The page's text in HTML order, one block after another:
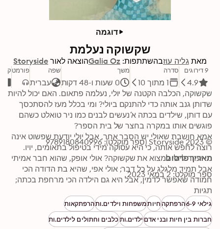
דוגמה
שקשוקה נעלמת
מאת גליה עוזבהשתתפות: Galia Ozהוצאה לאור Storyside
9 דירוגים
4.9
סדרה
1 מתוך 10
משך
0 שעות ו-48 דקות
שפה
עברית
פורמט
שקשוקה, הכלבה הקטנה של יולי, נעלמה פתאום. האם יכול להיות
שדותן גנב אותה כדי להתנקם ביולי? ומי בכלל מעז להסתכסך
לפחות זה מה שהוא מספר לכולם...
© 2023 Storyside (ספר מוקלט): 9789180840996
תאריך פרסום
ספר מוקלט: 2 במאי 2023
תגיות
גילאי 6-9 הרפתקהחיותמשפחות וילדים.ותהרפתקאות
חברות בין חיות ובני אדםילדים.ותכלבים וחתולים לילדים.ות